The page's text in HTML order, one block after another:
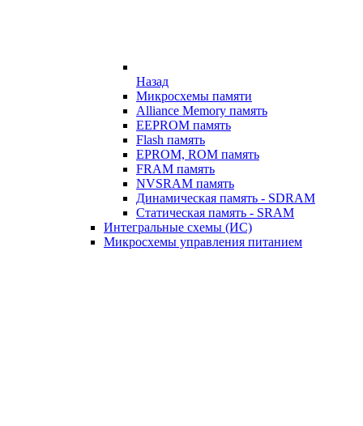
Назад
Микросхемы памяти
Alliance Memory память
EEPROM память
Flash память
EPROM, ROM память
FRAM память
NVSRAM память
Динамическая память - SDRAM
Статическая память - SRAM
Интегральные схемы (ИС)
Микросхемы управления питанием